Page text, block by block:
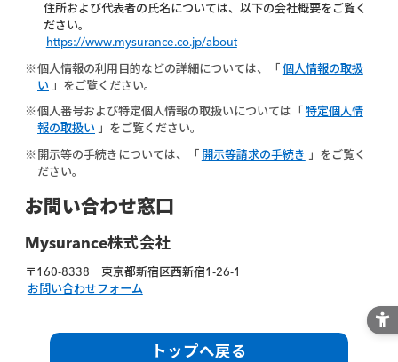
住所および代表者の氏名については、以下の会社概要をご覧く
ださい。
https://www.mysurance.co.jp/about
※ 個人情報の利用目的などの詳細については、「 個人情報の取扱
い 」をご覧ください。
※ 個人番号および特定個人情報の取扱いについては「 特定個人情
報の取扱い 」をご覧ください。
※ 開示等の手続きについては、「 開示等請求の手続き
」をご覧く
ださい。
お問い合わせ窓口
Mysurance株式会社
〒160-8338 東京都新宿区西新宿1-26-1
お問い合わせフォーム
トップへ戻る